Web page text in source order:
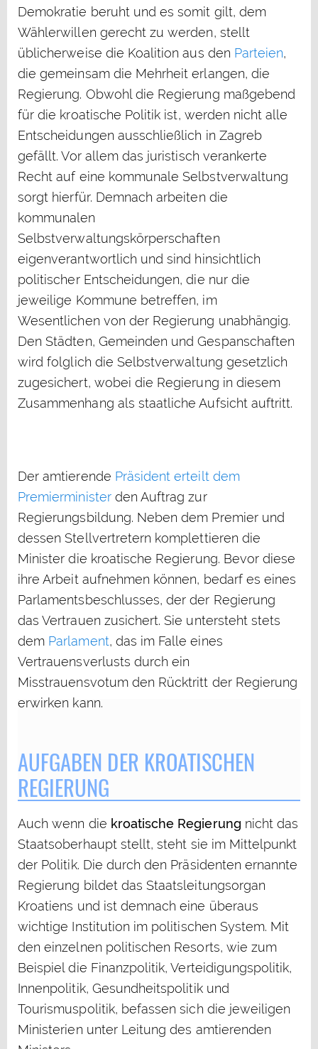
Demokratie beruht und es somit gilt, dem
Wählerwillen gerecht zu werden, stellt
üblicherweise die Koalition aus den Parteien,
die gemeinsam die Mehrheit erlangen, die
Regierung. Obwohl die Regierung maßgebend
für die kroatische Politik ist, werden nicht alle
Entscheidungen ausschließlich in Zagreb
gefällt. Vor allem das juristisch verankerte
Recht auf eine kommunale Selbstverwaltung
sorgt hierfür. Demnach arbeiten die
kommunalen
Selbstverwaltungskörperschaften
eigenverantwortlich und sind hinsichtlich
politischer Entscheidungen, die nur die
jeweilige Kommune betreffen, im
Wesentlichen von der Regierung unabhängig.
Den Städten, Gemeinden und Gespanschaften
wird folglich die Selbstverwaltung gesetzlich
zugesichert, wobei die Regierung in diesem
Zusammenhang als staatliche Aufsicht auftritt.
Der amtierende Präsident erteilt dem
Premierministerden Auftrag zur
Regierungsbildung. Neben dem Premier und
dessen Stellvertretern komplettieren die
Minister die kroatische Regierung. Bevor diese
ihre Arbeit aufnehmen können, bedarf es eines
Parlamentsbeschlusses, der der Regierung
das Vertrauen zusichert. Sie untersteht stets
dem Parlament, das im Falle eines
Vertrauensverlusts durch ein
Misstrauensvotum den Rücktritt der Regierung
erwirken kann.
AUFGABEN DER KROATISCHEN
REGIERUNG
Auch wenn die kroatische Regierung nicht das
Staatsoberhaupt stellt, steht sie im Mittelpunkt
der Politik. Die durch den Präsidenten ernannte
Regierung bildet das Staatsleitungsorgan
Kroatiens und ist demnach eine überaus
wichtige Institution im politischen System. Mit
den einzelnen politischen Resorts, wie zum
Beispiel die Finanzpolitik, Verteidigungspolitik,
Innenpolitik, Gesundheitspolitik und
Tourismuspolitik, befassen sich die jeweiligen
Ministerien unter Leitung des amtierenden